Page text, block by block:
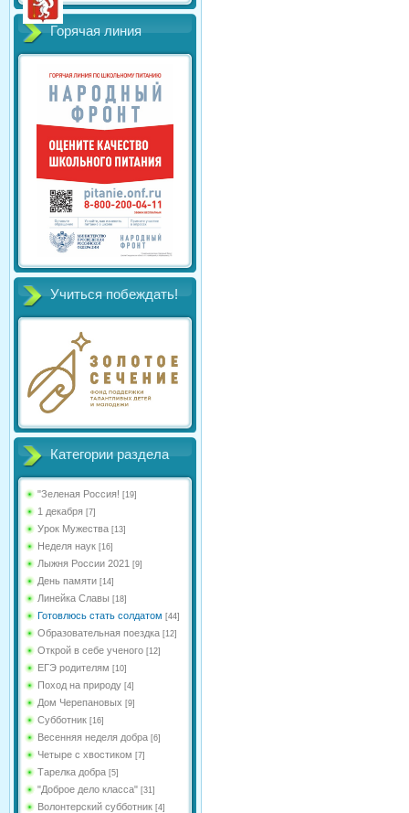
Горячая линия
Учиться побеждать!
Категории раздела
"Зеленая Россия! [19]
1 декабря [7]
Урок Мужества [13]
Неделя наук [16]
Лыжня России 2021 [9]
День памяти [14]
Линейка Славы [18]
Готовлюсь стать солдатом [44]
Образовательная поездка [12]
Открой в себе ученого [12]
ЕГЭ родителям [10]
Поход на природу [4]
Дом Черепановых [9]
Субботник [16]
Весенняя неделя добра [6]
Четыре с хвостиком [7]
Тарелка добра [5]
"Доброе дело класса" [31]
Волонтерский субботник [4]